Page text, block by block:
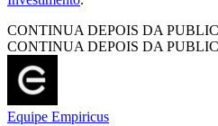
CONTINUA DEPOIS DA
CONTINUA DEPOIS DA
Equipe Empiricus